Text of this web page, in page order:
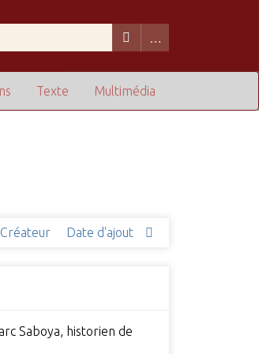
Multimédia
Texte
Créateur Date d'ajout
Saboya, historien de